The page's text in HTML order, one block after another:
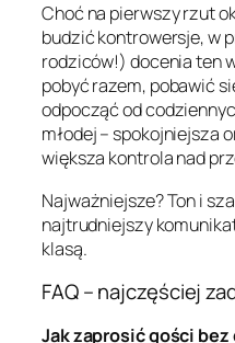
Choć na pierwszy rzut
budzić kontrowersje, w
rodziców!) docenia ten
pobyć razem, pobawić
odpocząć od
młodej – spokojniejsza
większa kontrola nad
Najważniejsze? Ton i
najtrudniejszy
klasą.
FAQ – najczęściej
Jak zaprosić gości